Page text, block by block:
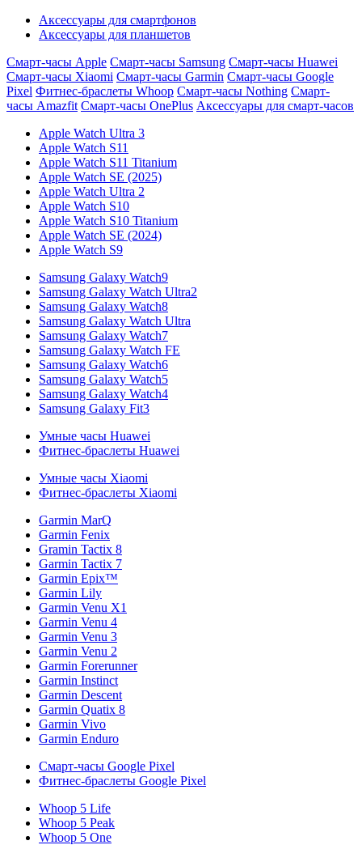
Аксессуары для смартфонов
Аксессуары для планшетов
Смарт-часы Apple Смарт-часы Samsung Смарт-часы Huawei
Смарт-часы Xiaomi Смарт-часы Garmin Смарт-часы Google
Pixel Фитнес-браслеты Whoop Смарт-часы Nothing Смарт-
часы Amazfit Смарт-часы OnePlus Аксессуары для смарт-часов
Apple Watch Ultra 3
Apple Watch S11
Apple Watch S11 Titanium
Apple Watch SE (2025)
Apple Watch Ultra 2
Apple Watch S10
Apple Watch S10 Titanium
Apple Watch SE (2024)
Apple Watch S9
Samsung Galaxy Watch9
Samsung Galaxy Watch Ultra2
Samsung Galaxy Watch8
Samsung Galaxy Watch Ultra
Samsung Galaxy Watch7
Samsung Galaxy Watch FE
Samsung Galaxy Watch6
Samsung Galaxy Watch5
Samsung Galaxy Watch4
Samsung Galaxy Fit3
Умные часы Huawei
Фитнес-браслеты Huawei
Умные часы Xiaomi
Фитнес-браслеты Xiaomi
Garmin MarQ
Garmin Fenix
Gramin Tactix 8
Garmin Tactix 7
Garmin Epix™
Garmin Lily
Garmin Venu X1
Garmin Venu 4
Garmin Venu 3
Garmin Venu 2
Garmin Forerunner
Garmin Instinct
Garmin Descent
Garmin Quatix 8
Garmin Vivo
Garmin Enduro
Смарт-часы Google Pixel
Фитнес-браслеты Google Pixel
Whoop 5 Life
Whoop 5 Peak
Whoop 5 One